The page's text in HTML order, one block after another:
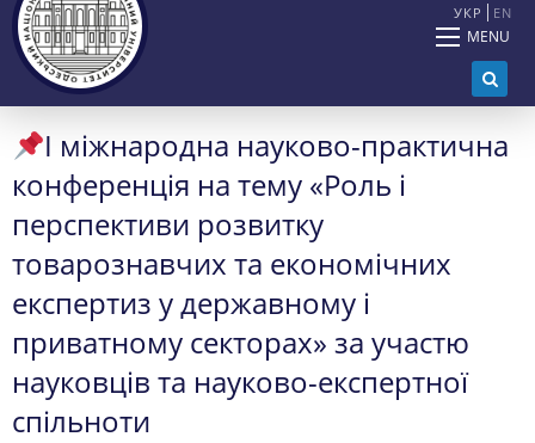
УКР EN
MENU
І міжнародна науково-практична
конференція на тему «Роль і
перспективи розвитку
товарознавчих та економічних
експертиз у державному і
приватному секторах» за участю
науковців та науково-експертної
спільноти